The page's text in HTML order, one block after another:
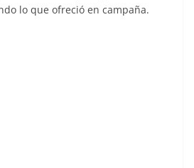
lo que ofreció en campaña.